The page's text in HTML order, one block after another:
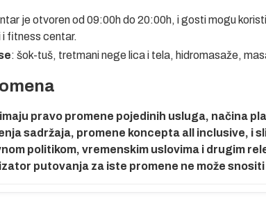
je otvoren od 09:00h do 20:00h, i gosti mogu
fitness centar.
: šok-tuš, tretmani nege lica i tela, hidromasaže,
pravo promene pojedinih usluga, načina
sadržaja, promene koncepta all inclusive, i
politikom, vremenskim uslovima i drugim
putovanja za iste promene ne može